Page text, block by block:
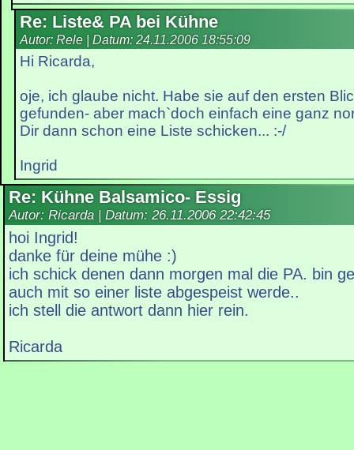
Re: Liste& PA bei Kühne
Autor: Rele | Datum: 24.11.2006 18:55:09
Hi Ricarda,
oje, ich glaube nicht. Habe sie auf den ersten
gefunden- aber mach`doch einfach eine ganz
Dir dann schon eine Liste schicken... :-/
Ingrid
Re: Kühne Balsamico- Essig
Autor: Ricarda | Datum: 26.11.2006 22:42:45
hoi Ingrid!
danke für deine mühe :)
ich schick denen dann morgen mal die PA. bin
auch mit so einer liste abgespeist werde..
ich stell die antwort dann hier rein.
Ricarda